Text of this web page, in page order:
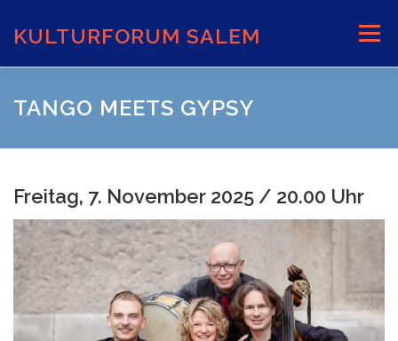
springen
KULTURFORUM SALEM Menü
AKTUELLES VERANSTALTUNGEN
TANGO MEETS GYPSY
Freitag, 7. November 2025 / 20.00 Uhr